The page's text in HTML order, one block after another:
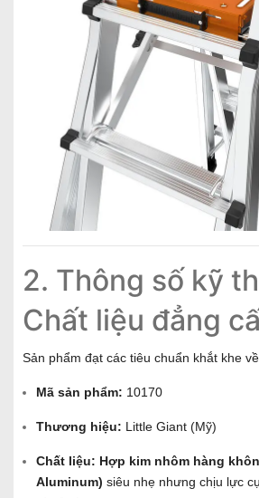
2. Thông số kỹ
Chất liệu đẳng
Sản phẩm đạt các tiêu chuẩn khắt khe
Mã sản phẩm: 10170
Thương hiệu: Little Giant (Mỹ)
Chất liệu: Hợp kim nhôm hàng
Aluminum) siêu nhẹ nhưng chịu lực